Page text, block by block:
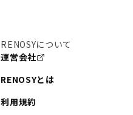
RENOSYについて
運営会社
RENOSYとは
利用規約